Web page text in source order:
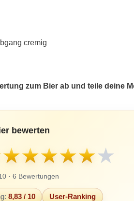
cremig
zum Bier ab und teile deine
bewerten
★★★★★★
· 6 Bewertungen
8,83 / 10 User-Ranking